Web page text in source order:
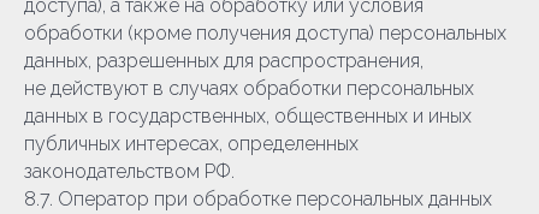
доступа), а также на обработку или условия
обработки (кроме получения доступа) персональных
данных, разрешенных для распространения,
не действуют в случаях обработки персональных
данных в государственных, общественных и иных
публичных интересах, определенных
законодательством РФ.
8.7. Оператор при обработке персональных данных